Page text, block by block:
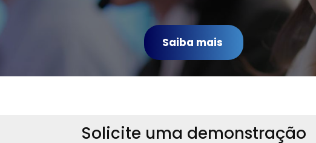
Saiba mais
Solicite uma demonstração